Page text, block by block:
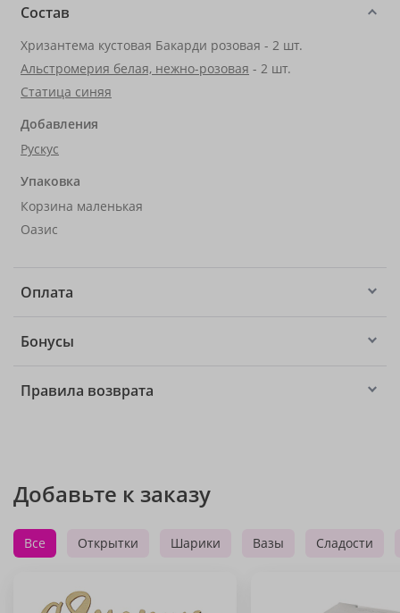
Состав
Хризантема кустовая Бакарди розовая - 2 шт.
Альстромерия белая, нежно-розовая - 2 шт.
Статица синяя
Добавления
Рускус
Упаковка
Корзина маленькая
Оазис
Оплата
Бонусы
Правила возврата
Добавьте к заказу
Все Открытки Шарики Вазы Сладости